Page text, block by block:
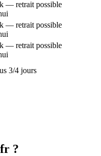
— retrait possible
— retrait possible
— retrait possible
3/4 jours
?